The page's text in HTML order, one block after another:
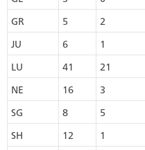
GR
5 2
JU
6 1
LU
41 21
NE
16 3
SG
8 5
SH
12 1